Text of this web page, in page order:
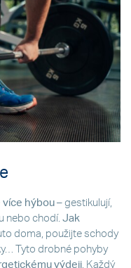
více hýbou – gestikulují,
nebo chodí. Jak
doma, použijte schody
Tyto drobné pohyby
výdeji . Každý